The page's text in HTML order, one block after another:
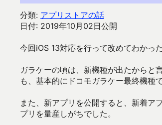
分類: アプリストアの話
日付: 2019年10月02日公開
今回iOS 13対応を行って改めてわかっ
ガラケーの頃は、新機種が出たからと
も、基本的にドコモガラケー最終機種
また、新アプリを公開すると、新着ア
プリを量産しがちでした。